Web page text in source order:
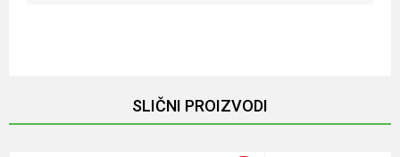
SLIČNI PROIZVODI